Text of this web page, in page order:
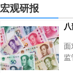
城
宏观研报
面